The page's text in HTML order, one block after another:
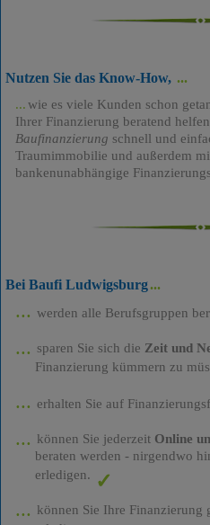
Nutzen Sie das Know-How,
wie es viele Kunden schon
Ihrer Finanzierung beratend
Baufinanzierung schnell und
Traumimmobilie und außerdem
bankenunabhängige
Bei Baufi Ludwigsburg
werden alle Berufsgruppen
sparen Sie sich die Zeit und
Finanzierung kümmern zu
erhalten Sie auf
können Sie jederzeit Online
beraten werden - nirgendwo
erledigen.
können Sie Ihre Finanzierung